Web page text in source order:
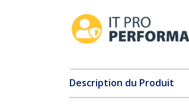
Description du Produit